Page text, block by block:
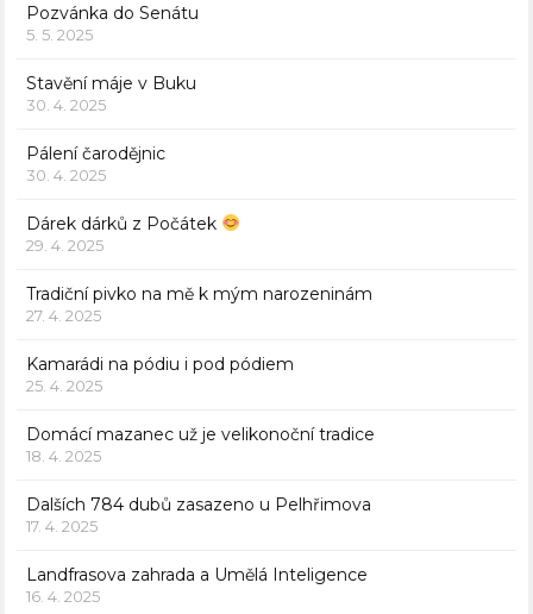
Pozvánka do Senátu
5. 5. 2025
Stavění máje v Buku
30. 4. 2025
Pálení čarodějnic
30. 4. 2025
Dárek dárků z Počátek
29. 4. 2025
Tradiční pivko na mě k mým narozeninám
27. 4. 2025
Kamarádi na pódiu i pod pódiem
25. 4. 2025
Domácí mazanec už je velikonoční tradice
18. 4. 2025
Dalších 784 dubů zasazeno u Pelhřimova
17. 4. 2025
Landfrasova zahrada a Umělá Inteligence
16. 4. 2025